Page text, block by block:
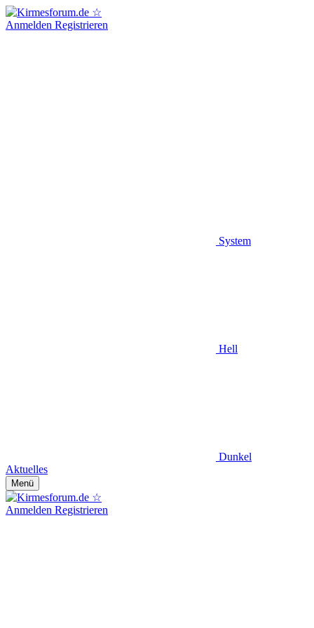
Anmelden Registrieren
System
Hell
Dunkel
Aktuelles
Menü
Anmelden Registrieren